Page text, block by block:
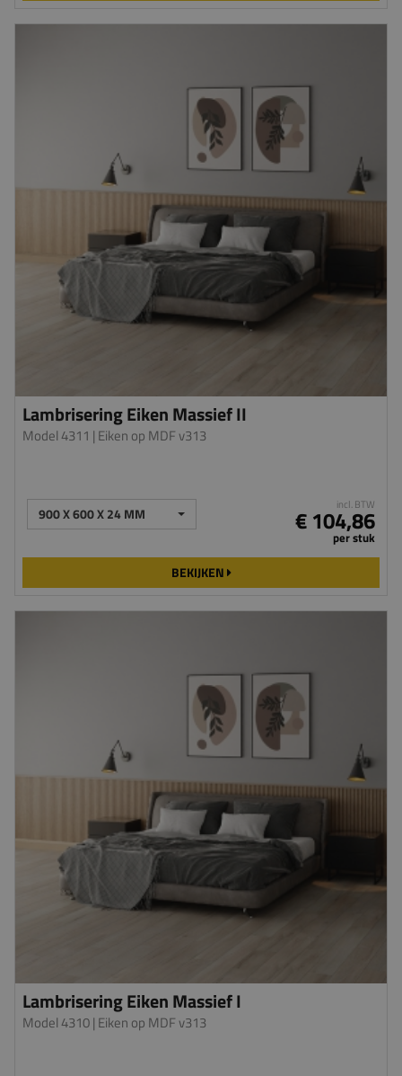
Lambrisering Eiken Massief II
Model 4311 | Eiken op MDF v313
900 X 600 X 24 MM incl. BTW
€ 104,86
per stuk
BEKIJKEN
Lambrisering Eiken Massief I
Model 4310| Eiken op MDF v313